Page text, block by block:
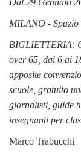
MILANO - Spazio
BIGLIETTERIA:
over 65, dai 6 ai
apposite
scuole, gratuito
giornalisti, guide
insegnanti per
Marco Trabucchi